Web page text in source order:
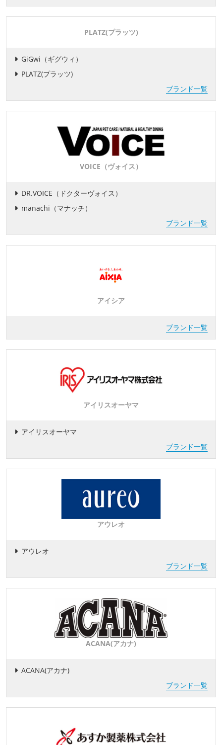
PLATZ(プラッツ)
GiGwi（ギグウィ）
PLATZ(プラッツ)
ブランド一覧
VOICE（ヴォイス）
DR.VOICE（ドクターヴォイス）
manachi（マナッチ）
ブランド一覧
アイシア
ブランド一覧
アイリスオーヤマ
アイリスオーヤマ
ブランド一覧
アウレオ
アウレオ
ブランド一覧
ACANA(アカナ)
ACANA(アカナ)
ブランド一覧